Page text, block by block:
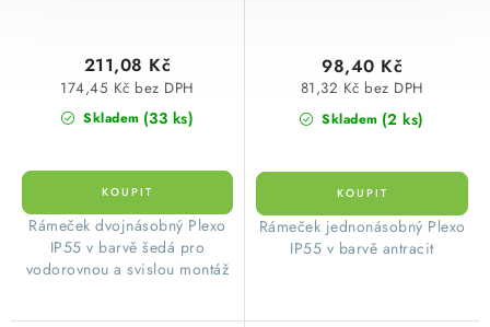
Skladem (33 ks)
174,45 Kč bez DPH
211,08 Kč
​Rámeček dvojnásobný Plexo
IP55 v barvě šedá pro
vodorovnou a svislou montáž
Skladem (2 ks)
81,32 Kč bez DPH
98,40 Kč
​Rámeček jednonásobný Plexo
IP55 v barvě antracit